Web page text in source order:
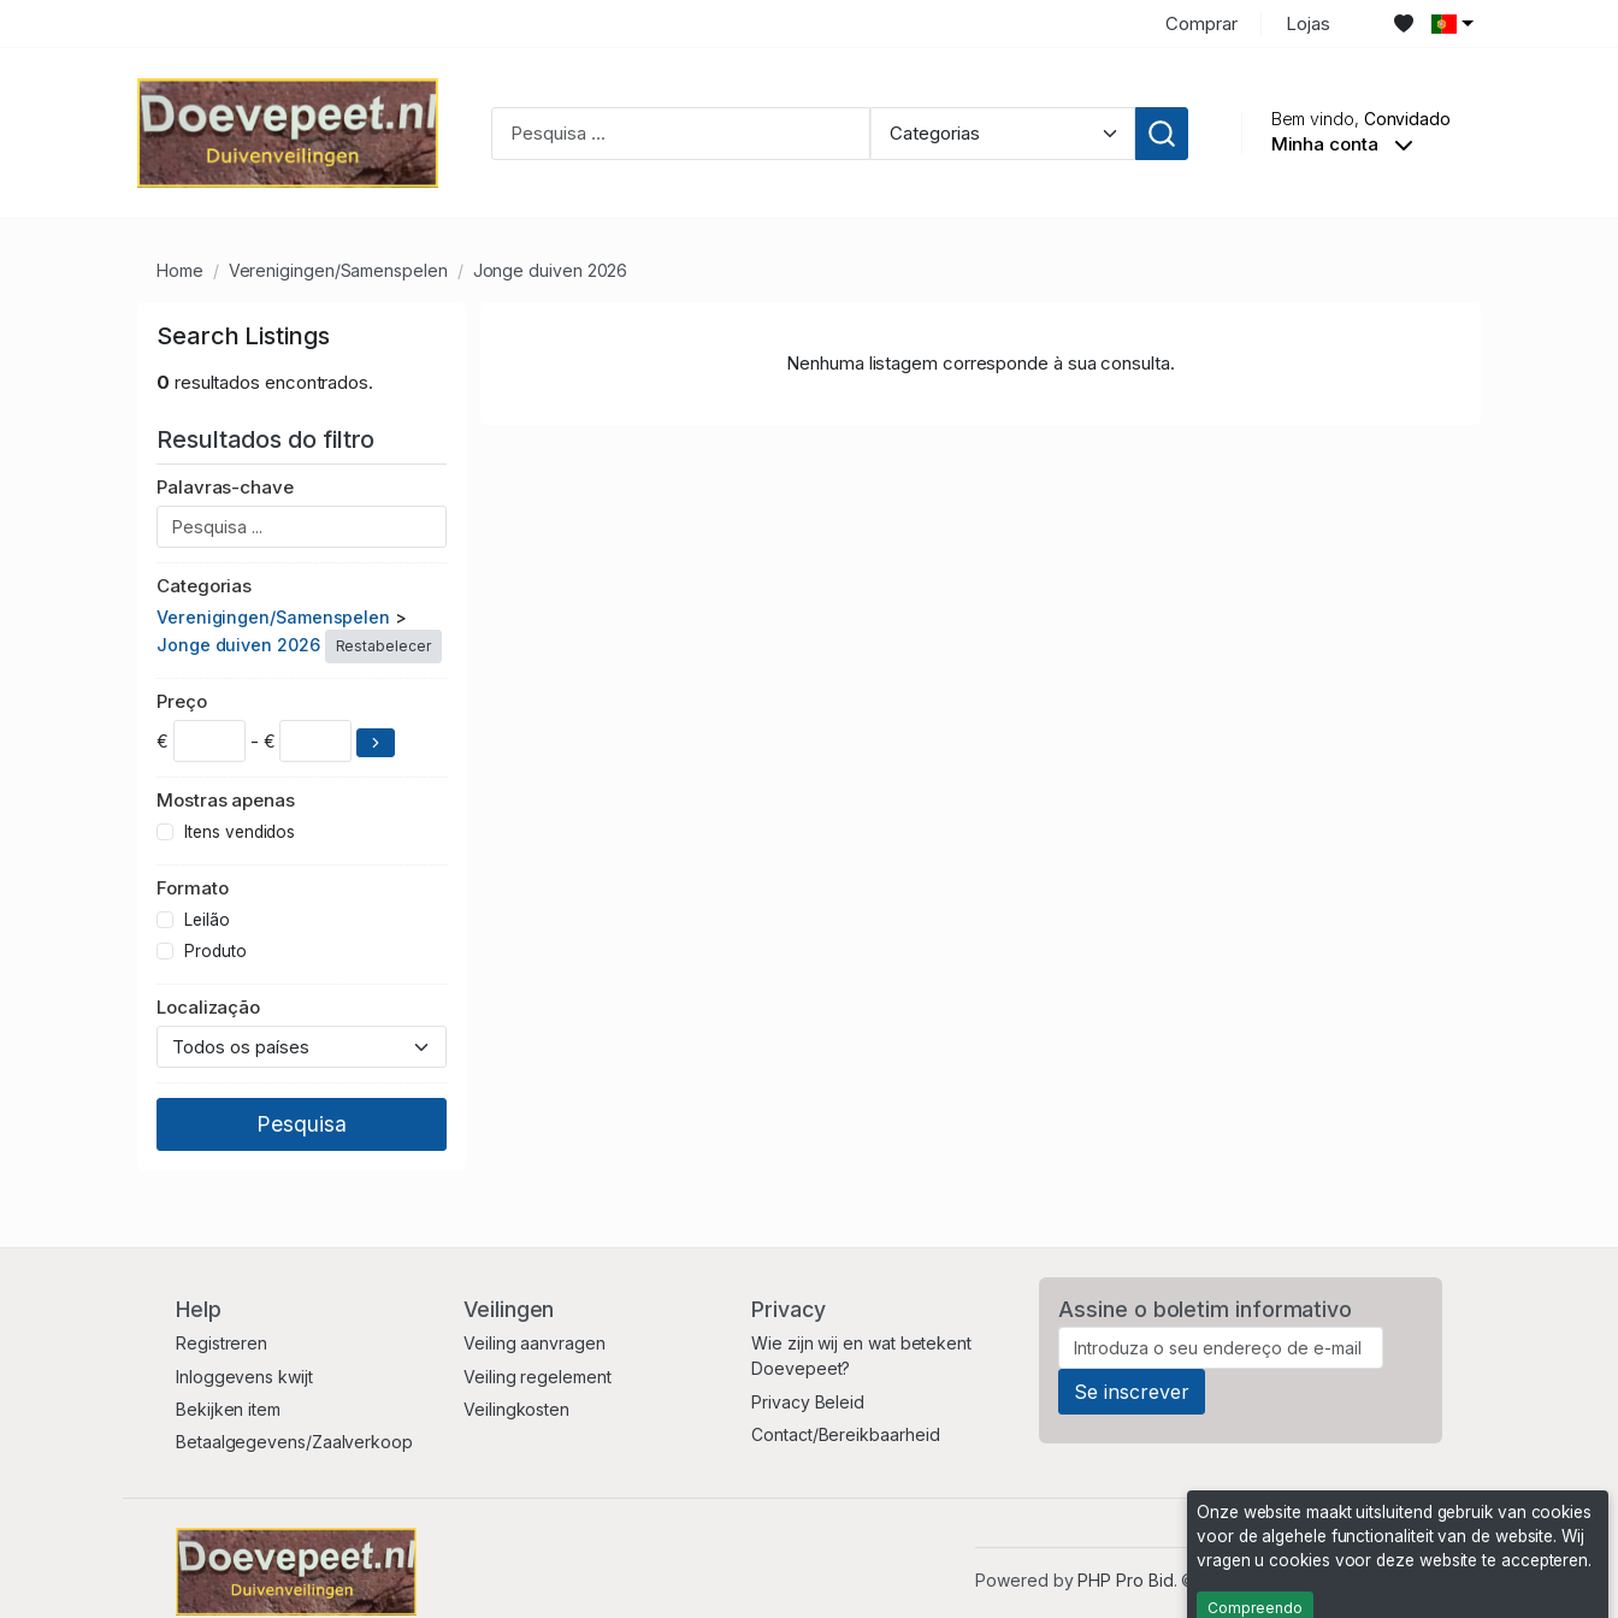
Comprar Lojas
Bem vindo, Convidado
Minha conta
Home Verenigingen/Samenspelen Jonge duiven 2026
Search Listings
0 resultados encontrados.
Resultados do filtro
Palavras-chave
Categorias
Verenigingen/Samenspelen >
Jonge duiven 2026
Restabelecer
Preço
€ - €
Mostras apenas
Itens vendidos
Formato
Leilão
Produto
Localização
Nenhuma listagem corresponde à sua consulta.
Help
Registreren
Inloggevens kwijt
Bekijken item
Betaalgegevens/Zaalverkoop
Veilingen
Veiling aanvragen
Veiling regelement
Veilingkosten
Privacy
Wie zijn wij en wat betekent
Doevepeet?
Privacy Beleid
Contact/Bereikbaarheid
Assine o boletim informativo
Powered byPHP Pro Bid. ©2026 Online Ventures Software
Onze website maakt uitsluitend gebruik van cookies
voor de algehele functionaliteit van de website. Wij
vragen u cookies voor deze website te accepteren.
Compreendo